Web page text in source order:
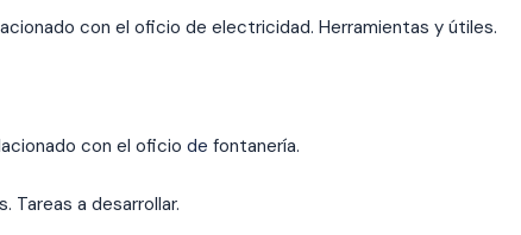
con el oficio de electricidad. Herramientas y útiles.
con el oficio de fontanería.
Tareas a desarrollar.